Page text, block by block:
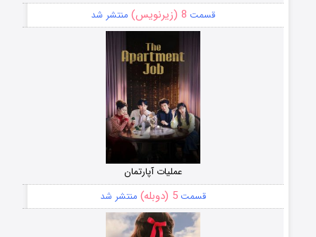
قسمت 8 (زیرنویس) منتشر شد
عملیات آپارتمان
قسمت5 (دوبله) منتشر شد